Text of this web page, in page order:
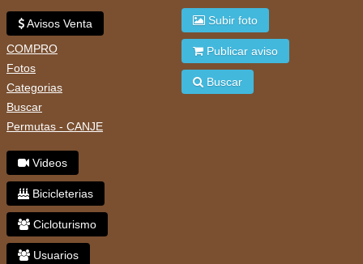
Avisos Venta
COMPRO
Fotos
Categorias
Buscar
Permutas - CANJE
Videos
Bicicleterias
Cicloturismo
Usuarios
Subir foto
Publicar aviso
Buscar